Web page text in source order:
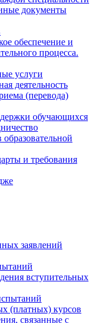
документы
обеспечение и
процесса.
услуги
деятельность
(перевода)
обучающихся
и требования
заявлений
вступительных
(платных) курсов
связанные с